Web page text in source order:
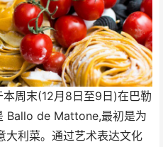
周末(12月8日至9日)在巴勒
Ballo de Mattone,最初是为
大利菜。通过艺术表达文化